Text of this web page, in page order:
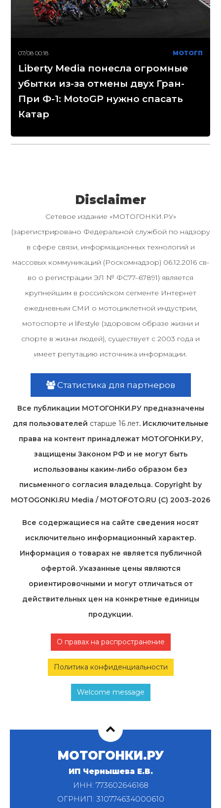
07/08 00:18 МОТОГП
Liberty Media понесла огромные
убытки из-за отмены двух Гран-
При Ф-1: MotoGP нужно спасать
Катар
Disclaimer
Сетевое издание «МОТОГОНКИ.РУ»
(зарегистрировано Федеральной службой по надзору
в сфере связи, информационных технологий и
массовых коммуникаций (Роскомнадзор) 06.12.2016 св-
во о регистрации ЭЛ № ФС77–67891) является
крупнейшим в российском сегменте Интернет
ежедневным СМИ о мотоциклетной индустрии,
мотоспорте и lifestyle (здоровом образе жизни и
спорте в жизни людей), существует с 2003 года и
имеет репутацию источника информации.
Статистика для партнеров
Все публикации МОТОГОНКИ.РУ предназначены
для пользователей старше 16 лет. Исключительные
права на контент принадлежат МОТОГОНКИ.РУ,
защищены Законом РФ и не могут быть
использованы каким-либо образом без
письменного согласия владельца. Copyright by
MOTOGONKI.RU Media / MOTOFOTO.RU (C) 2003-2026
Все содержащиеся на cайте сведения носят
исключительно информационный характер.
Информация о товарах не является публичной
офертой. Указанные цены являются
ориентировочными и могут отличаться от
действительных цен на конкретные единицы
продукции.
О правах на распространение
Политика конфиденциальности
Welcome message
МОТОГОНКИ.РУ
ИП Чернышева Е.В.
ИНН: 773602646168
ОГРНИП: 310774634000610